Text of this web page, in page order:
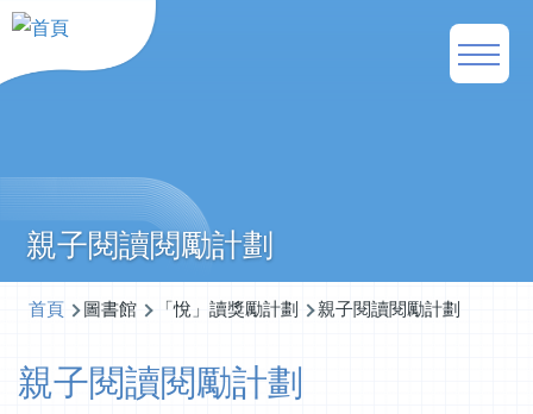
移至主內容
Main
親子閱讀閱勵計劃
導
連
首頁 圖書館 「悅」讀獎勵計劃 親子閱讀閱勵計劃
親子閱讀閱勵計劃